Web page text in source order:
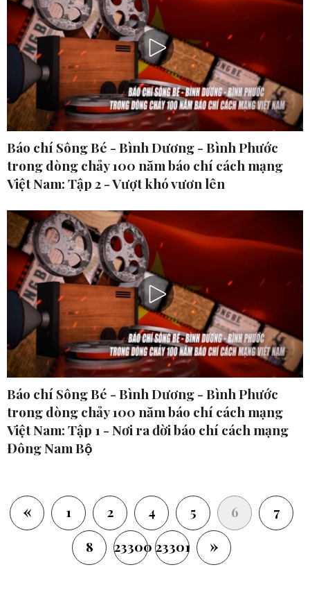
Báo chí Sông Bé - Bình Dương - Bình Phước
trong dòng chảy 100 năm báo chí cách mạng
Việt Nam: Tập 2 - Vượt khó vươn lên
Báo chí Sông Bé - Bình Dương - Bình Phước
trong dòng chảy 100 năm báo chí cách mạng
Việt Nam: Tập 1 - Nơi ra đời báo chí cách mạng
Đông Nam Bộ
« 1 2 4 5 6(current)
7
8
23300 23301 »